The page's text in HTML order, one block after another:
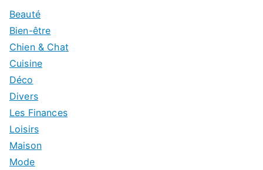
Beauté
Bien-être
Chien & Chat
Cuisine
Déco
Divers
Les Finances
Loisirs
Maison
Mode